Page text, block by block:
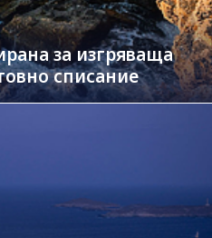
за изгряваща
списание